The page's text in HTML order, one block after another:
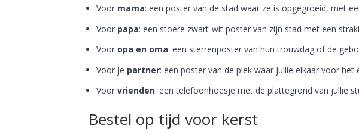
Voor mama: een poster van de stad waar ze is opgegroeid, met
Voor papa: een stoere zwart-wit poster van zijn stad met een
Voor opa en oma: een sterrenposter van hun trouwdag of de
Voor je partner: een poster van de plek waar jullie elkaar voor
Voor vrienden: een telefoonhoesje met de plattegrond van jullie
Bestel op tijd voor kerst